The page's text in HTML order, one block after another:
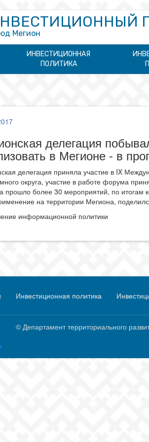
Мегион
ИНВЕСТИЦИОННАЯ
ПОЛИТИКА
делегация
в Мегионе - в
делегация приняла участие в IX
округа, участие в работе форума
прошло более 30 мероприятий, по итогам
на территории Мегиона,
информационной политики
Инвестиционная политика
© Департамент территориального